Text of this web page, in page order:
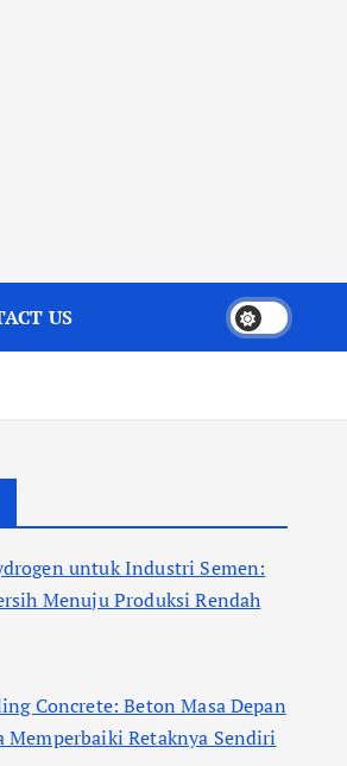
US
untuk Industri Semen:
Menuju Produksi Rendah
Concrete: Beton Masa Depan
Memperbaiki Retaknya Sendiri